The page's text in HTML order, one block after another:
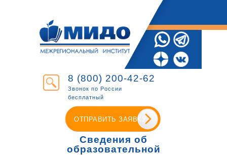
8 (800) 200-42-62
Звонок по России
бесплатный
ОТПРАВИТЬ ЗАЯВКУ
Сведения об
образовательной